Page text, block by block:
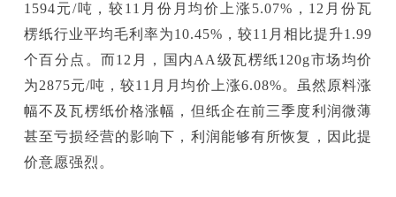
1594元/吨，较11月份月均价上涨5.07%，12月份瓦
楞纸行业平均毛利率为10.45%，较11月相比提升1.99
个百分点。而12月，国内AA级瓦楞纸120g市场均价
为2875元/吨，较11月月均价上涨6.08%。虽然原料涨
幅不及瓦楞纸价格涨幅，但纸企在前三季度利润微薄
甚至亏损经营的影响下，利润能够有所恢复，因此提
价意愿强烈。